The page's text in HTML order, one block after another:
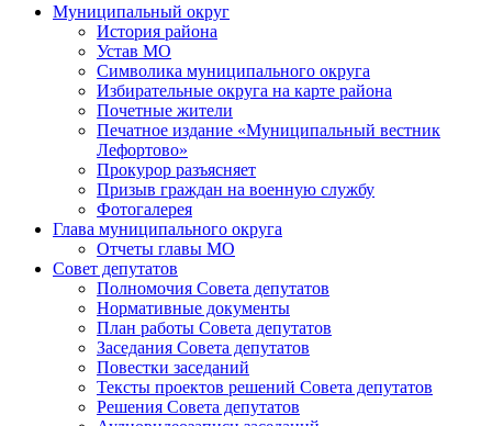
Муниципальный округ
История района
Устав МО
Символика муниципального округа
Избирательные округа на карте района
Почетные жители
Печатное издание «Муниципальный вестник
Лефортово»
Прокурор разъясняет
Призыв граждан на военную службу
Фотогалерея
Глава муниципального округа
Отчеты главы МО
Совет депутатов
Полномочия Совета депутатов
Нормативные документы
План работы Совета депутатов
Заседания Cовета депутатов
Повестки заседаний
Тексты проектов решений Совета депутатов
Решения Совета депутатов